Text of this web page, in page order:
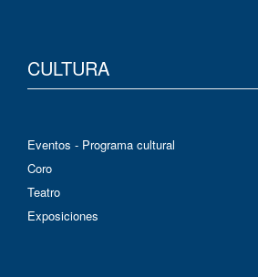
CULTURA
Eventos - Programa cultural
Coro
Teatro
Exposiciones